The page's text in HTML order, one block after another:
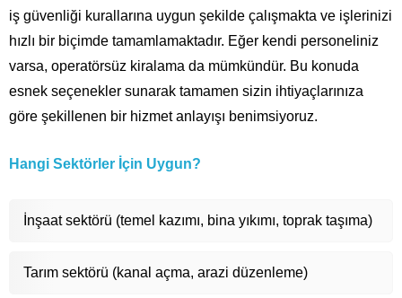
iş güvenliği kurallarına uygun şekilde çalışmakta ve işlerinizi
hızlı bir biçimde tamamlamaktadır. Eğer kendi personeliniz
varsa, operatörsüz kiralama da mümkündür. Bu konuda
esnek seçenekler sunarak tamamen sizin ihtiyaçlarınıza
göre şekillenen bir hizmet anlayışı benimsiyoruz.
Hangi Sektörler İçin Uygun?
İnşaat sektörü (temel kazımı, bina yıkımı, toprak taşıma)
Tarım sektörü (kanal açma, arazi düzenleme)